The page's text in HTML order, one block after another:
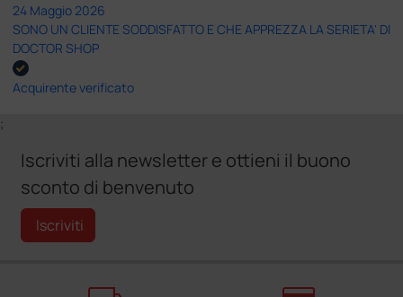
24 Maggio 2026
SONO UN CLIENTE SODDISFATTO E CHE APPREZZA LA SERIETA' DI
DOCTOR SHOP
Acquirente verificato
;
Iscriviti alla newsletter e ottieni il buono
sconto di benvenuto
Iscriviti